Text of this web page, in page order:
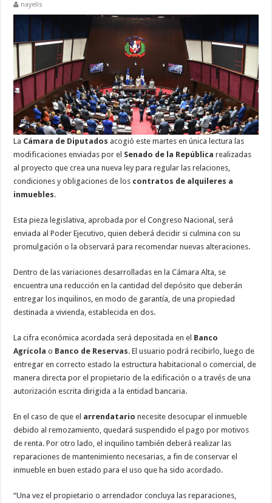
nayelis
La Cámara de Diputados acogió este martes en única lectura las
modificaciones enviadas por el Senado de la República realizadas
al proyecto que crea una nueva ley para regular las relaciones,
condiciones y obligaciones de los contratos de alquileres a
inmuebles.
Esta pieza legislativa, aprobada por el Congreso Nacional, será
enviada al Poder Ejecutivo, quien deberá decidir si culmina con su
promulgación o la observará para recomendar nuevas alteraciones.
Dentro de las variaciones desarrolladas en la Cámara Alta, se
encuentra una reducción en la cantidad del depósito que deberán
entregar los inquilinos, en modo de garantía, de una propiedad
destinada a vivienda, establecida en dos.
La cifra económica acordada será depositada en el Banco
Agrícola o Banco de Reservas. El usuario podrá recibirlo, luego de
entregar en correcto estado la estructura habitacional o comercial, de
manera directa por el propietario de la edificación o a través de una
autorización escrita dirigida a la entidad bancaria.
En el caso de que el arrendatarionecesite desocupar el inmueble
debido al remozamiento, quedará suspendido el pago por motivos
de renta. Por otro lado, el inquilino también deberá realizar las
reparaciones de mantenimiento necesarias, a fin de conservar el
inmueble en buen estado para el uso que ha sido acordado.
“Una vez el propietario o arrendador concluya las reparaciones,